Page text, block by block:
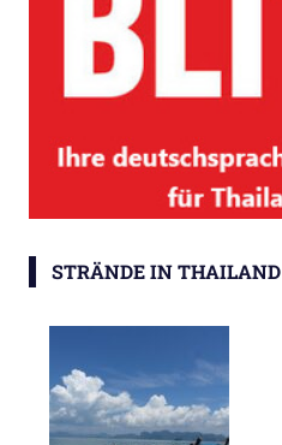
STRÄNDE IN THAILAND